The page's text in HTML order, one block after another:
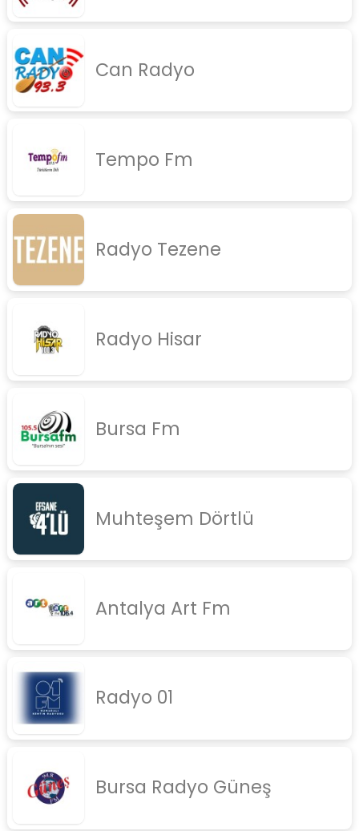
rock
rap
diger
Gizlilik Politikası
Can Radyo
Tempo Fm
Radyo Tezene
Radyo Hisar
Bursa Fm
Muhteşem Dörtlü
Antalya Art Fm
Radyo 01
Bursa Radyo Güneş